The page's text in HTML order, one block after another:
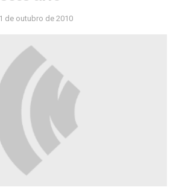
de outubro de 2010